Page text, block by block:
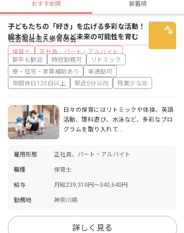
おすすめ順 新着順
社会福祉法人歩育の会
保育士 正社員、パート・アルバイト
子どもたちの「好き」を広げる多彩な活動！
絵本やリトミックなど未来の可能性を育む
新卒も歓迎 時短勤務可
リトミック
寮・住宅・家賃補助あり
車通勤可
年間休日120日以上
駅近5分以内 残業少なめ
日々の保育にはリトミックや体操、英語
活動、理科遊び、水泳など、多彩なプロ
グラムを取り入れて…
雇用形態 正社員、パート・アルバイト
職種 保育士
給与 月給239,310円～340,640円
勤務地 神奈川県
詳しく見る